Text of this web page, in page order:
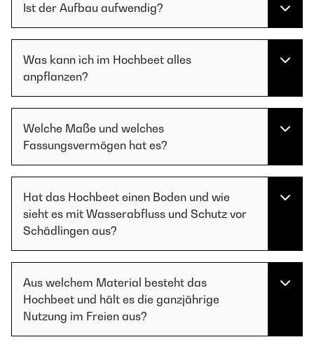
Ist der Aufbau aufwendig?
Was kann ich im Hochbeet alles
anpflanzen?
Welche Maße und welches
Fassungsvermögen hat es?
Hat das Hochbeet einen Boden und wie
sieht es mit Wasserabfluss und Schutz vor
Schädlingen aus?
Aus welchem Material besteht das
Hochbeet und hält es die ganzjährige
Nutzung im Freien aus?